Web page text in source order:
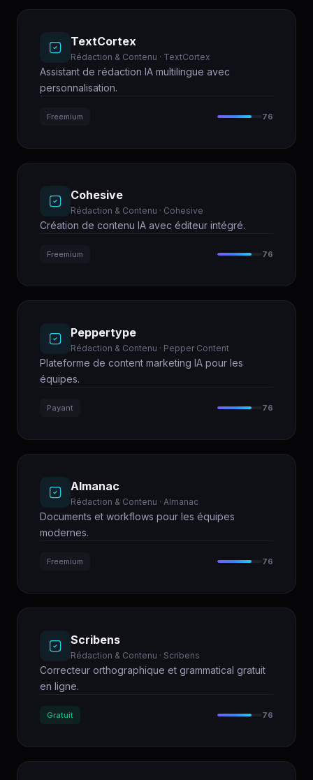
TextCortex
Rédaction & Contenu · TextCortex
Assistant de rédaction IA multilingue avec
personnalisation.
Freemium 76
Cohesive
Rédaction & Contenu · Cohesive
Création de contenu IA avec éditeur intégré.
Freemium 76
Peppertype
Rédaction & Contenu · Pepper Content
Plateforme de content marketing IA pour les
équipes.
Payant 76
Almanac
Rédaction & Contenu · Almanac
Documents et workflows pour les équipes
modernes.
Freemium 76
Scribens
Rédaction & Contenu · Scribens
Correcteur orthographique et grammatical gratuit
en ligne.
Gratuit 76